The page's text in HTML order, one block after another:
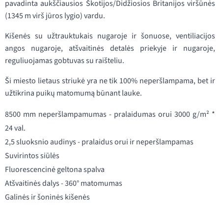
pavadinta aukščiausios Škotijos/Didžiosios Britanijos viršūnės
(1345 m virš jūros lygio) vardu.
Kišenės su užtrauktukais nugaroje ir šonuose, ventiliacijos
angos nugaroje, atšvaitinės detalės priekyje ir nugaroje,
reguliuojamas gobtuvas su raišteliu.
Ši miesto lietaus striukė yra ne tik 100% neperšlampama, bet ir
užtikrina puikų matomumą būnant lauke.
8500 mm neperšlampamumas - pralaidumas orui 3000 g/m² *
24 val.
2,5 sluoksnio audinys - pralaidus orui ir neperšlampamas
Suvirintos siūlės
Fluorescencinė geltona spalva
Atšvaitinės dalys - 360° matomumas
Galinės ir šoninės kišenės